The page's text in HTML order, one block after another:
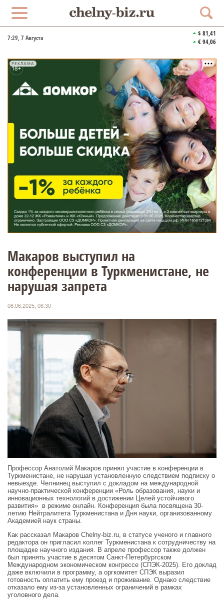
7:29, 7 Августа
$ 81,41
€ 94,06
РЕКЛАМА
Макаров выступил на
конференции в Туркменистане, не
нарушая запрета
08.06.2025, 08:30
Профессор Анатолий Макаров принял участие в конференции в
Туркменистане, не нарушая установленную следствием подписку о
невыезде. Челнинец выступил с докладом на международной
научно-практической конференции «Роль образования, науки и
инновационных технологий в достижении Целей устойчивого
развития» в режиме онлайн. Конференция была посвящена 30-
летию Нейтралитета Туркменистана и Дня науки, организованному
Академией наук страны.
Как рассказал Макаров Chelny-biz.ru, в статусе ученого и главного
редактора он пригласил коллег Туркменистана к сотрудничеству на
площадке научного издания. В апреле профессор также должен
был принять участие в десятом Санкт-Петербургском
Международном экономическом конгрессе (СПЭК-2025). Его доклад
даже включили в программу, а оргкомитет СПЭК выразил
готовность оплатить ему проезд и проживание. Однако следствие
отказало ему из-за установленных ограничений в рамках
уголовного дела.